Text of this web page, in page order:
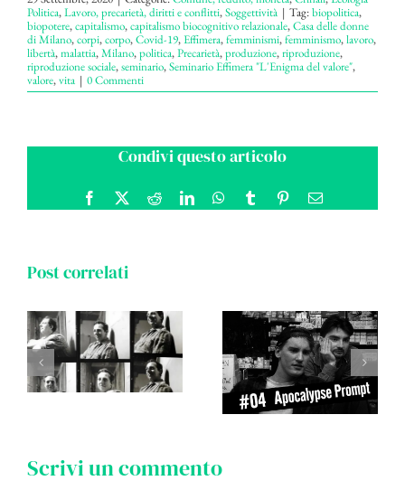
Politica,Lavoro, precarietà, diritti e conflitti,Soggettività | Tag:biopolitica,
biopotere,capitalismo,capitalismo biocognitivo relazionale,Casa delle donne
di Milano,corpi,corpo,Covid-19,Effimera,femminismi,femminismo,lavoro,
libertà,malattia,Milano,politica,Precarietà,produzione,riproduzione,
riproduzione sociale,seminario,Seminario Effimera "L'Enigma del valore",
valore,vita | 0 Commenti
Condivi questo articolo
Facebook RedditLinkedInWhatsApp
Tumblr PinterestEmail
Post correlati
Scrivi un commento